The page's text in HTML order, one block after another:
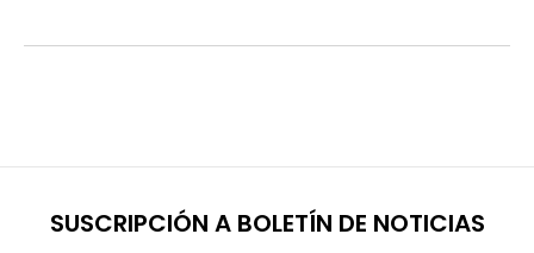
SUSCRIPCIÓN A BOLETÍN DE NOTICIAS